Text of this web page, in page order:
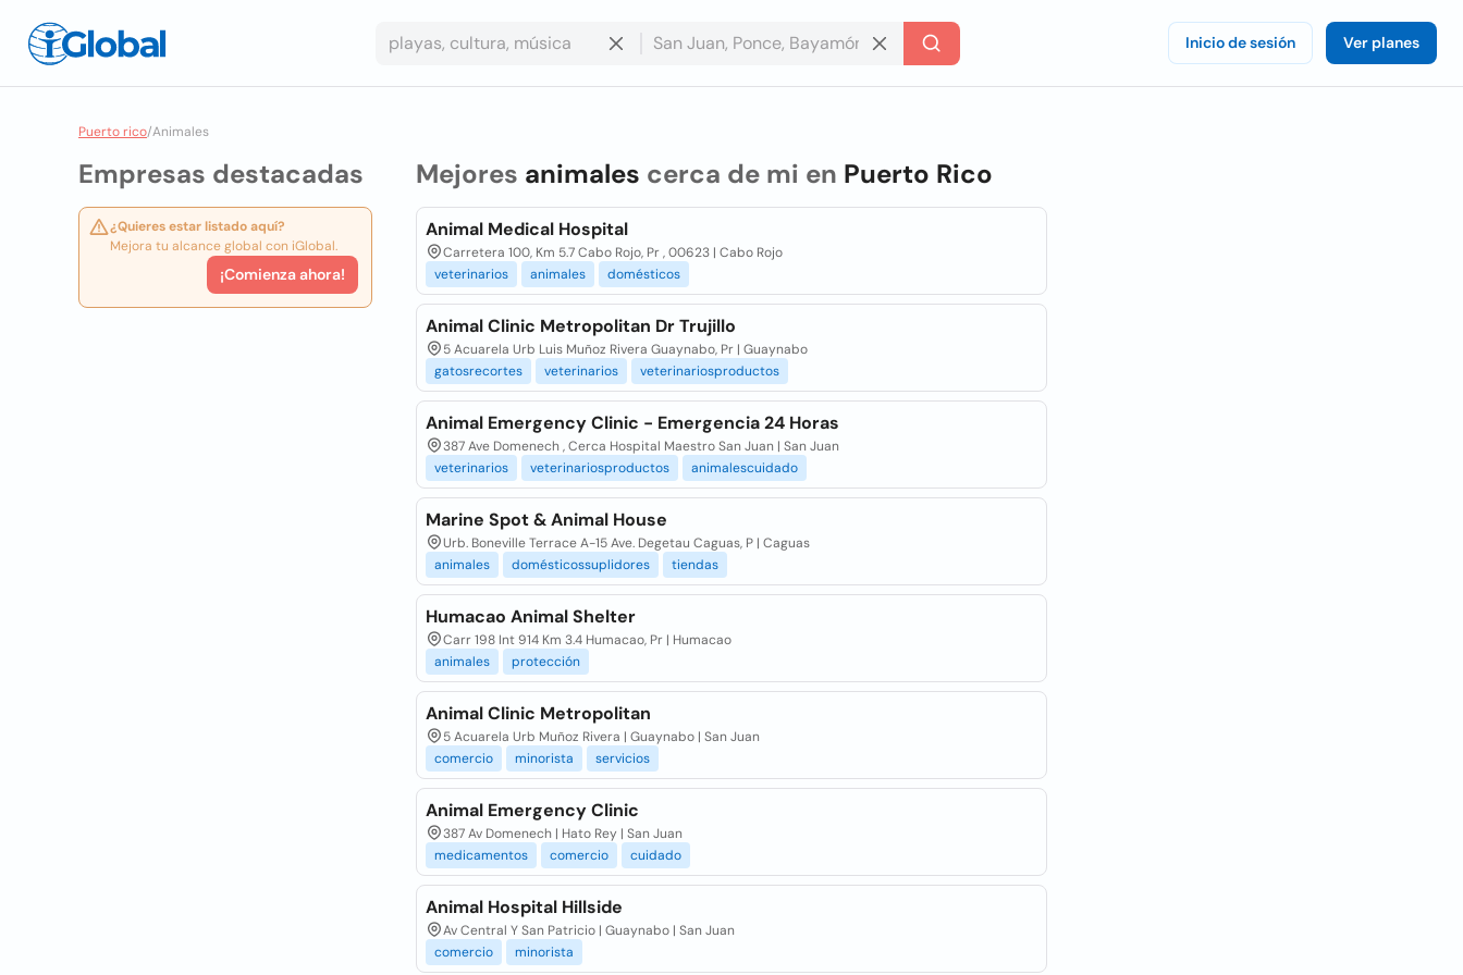
Inicio de sesión Ver planes
Puerto rico/Animales
Empresas destacadas
¿Quieres estar listado aquí?
Mejora tu alcance global con iGlobal.
¡Comienza ahora!
Mejores animales cerca de mi en Puerto Rico
Animal Medical Hospital
Carretera 100, Km 5.7 Cabo Rojo, Pr , 00623 | Cabo Rojo
veterinarios
animales domésticos
Animal Clinic Metropolitan Dr Trujillo
5 Acuarela Urb Luis Muñoz Rivera Guaynabo, Pr | Guaynabo
gatosrecortes
veterinarios veterinariosproductos
Animal Emergency Clinic - Emergencia 24 Horas
387 Ave Domenech , Cerca Hospital Maestro San Juan | San Juan
veterinarios
veterinariosproductos animalescuidado
Marine Spot & Animal House
Urb. Boneville Terrace A-15 Ave. Degetau Caguas, P | Caguas
animales
domésticossuplidores tiendas
Humacao Animal Shelter
Carr 198 Int 914 Km 3.4 Humacao, Pr | Humacao
animales
protección
Animal Clinic Metropolitan
5 Acuarela Urb Muñoz Rivera | Guaynabo | San Juan
comercio
minorista servicios
Animal Emergency Clinic
387 Av Domenech | Hato Rey | San Juan
medicamentos
comercio cuidado
Animal Hospital Hillside
Av Central Y San Patricio | Guaynabo | San Juan
comercio
minorista